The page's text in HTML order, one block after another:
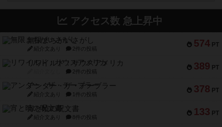
アクセス数 急上昇中
574 PT
無限まちがいさがし
紹介文あり 2件の投稿
389 PT
リワイルド：サウスアメリカ
2件の投稿
378 PT
アンダー・ザ・テーブラー
紹介文あり 1件の投稿
133 PT
宵と暁の呪文書
紹介文あり 8件の投稿